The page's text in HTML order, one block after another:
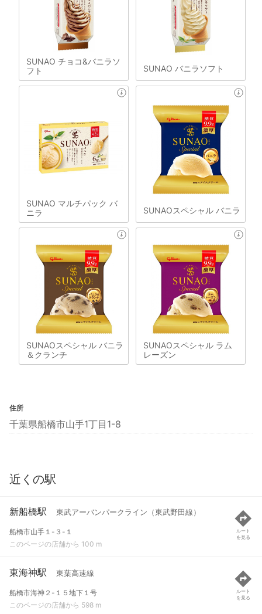
SUNAO チョコ&バニラソ
フト
SUNAO バニラソフト
SUNAO マルチパック バ
ニラ
SUNAOスペシャル バニラ
SUNAOスペシャル バニラ
＆クランチ
SUNAOスペシャル ラム
レーズン
住所
千葉県船橋市山手1丁目1-8
近くの駅
新船橋駅 東武アーバンパークライン（東武野田線）
船橋市山手１-３-１
このページの店舗から 100 m
ルート
を見る
東海神駅 東葉高速線
船橋市海神２-１５地下１号
このページの店舗から 598 m
ルート
を見る